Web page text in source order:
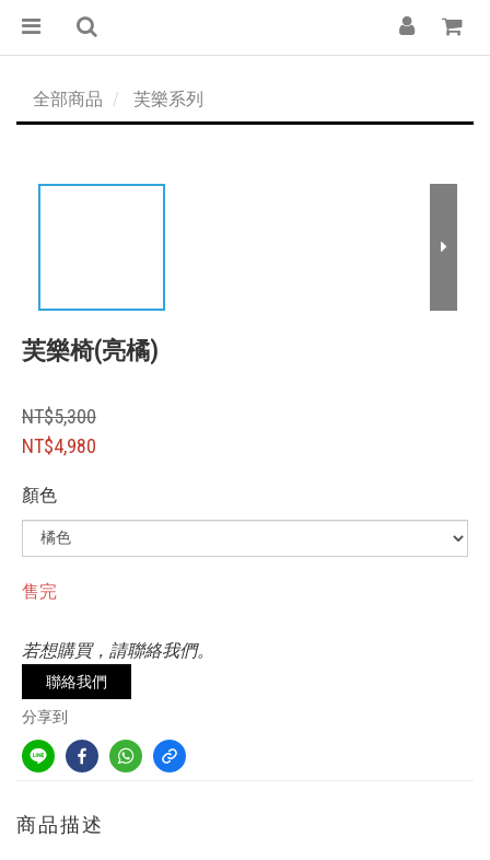
全部商品 芙樂系列
芙樂椅(亮橘)
NT$5,300
NT$4,980
顏色
售完
若想購買，請聯絡我們。
聯絡我們
分享到
商品描述